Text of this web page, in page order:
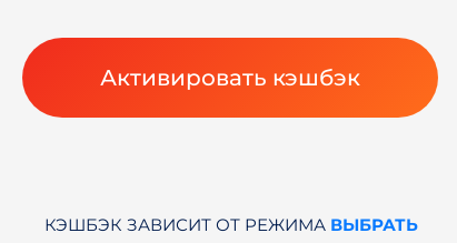
Активировать кэшбэк
КЭШБЭК ЗАВИСИТ ОТ РЕЖИМА ВЫБРАТЬ